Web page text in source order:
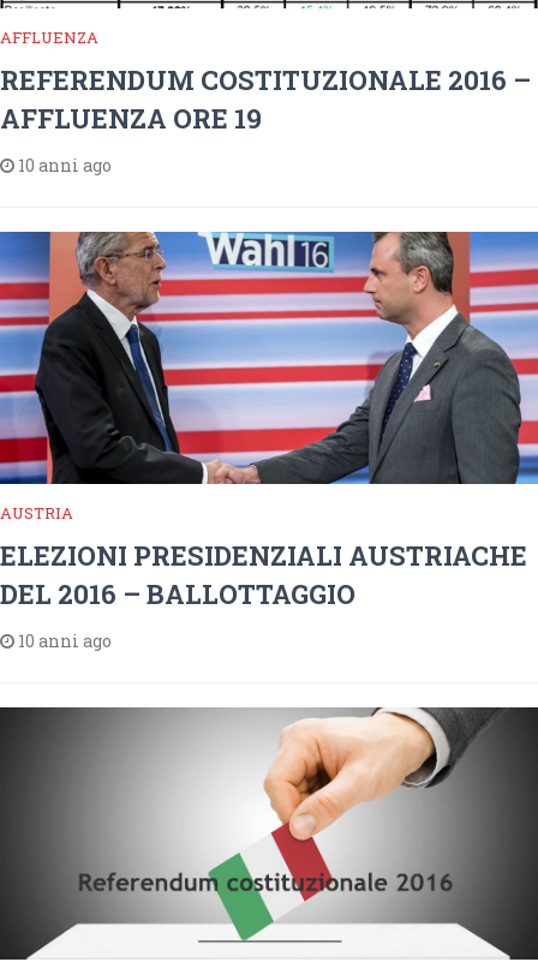
AFFLUENZA
REFERENDUM COSTITUZIONALE 2016 –
AFFLUENZA ORE 19
10 anni ago
AUSTRIA
ELEZIONI PRESIDENZIALI AUSTRIACHE
DEL 2016 – BALLOTTAGGIO
10 anni ago